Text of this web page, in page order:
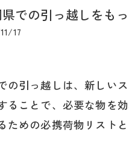
での引っ越しをも
17
の引っ越しは、新しい
ることで、必要な物を
ための必携荷物リスト